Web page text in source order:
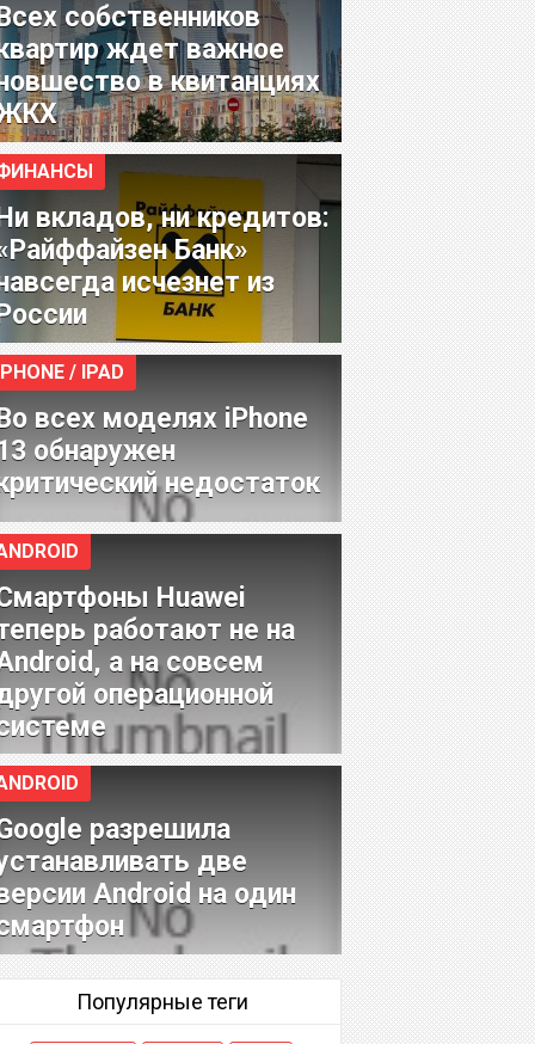
собственников
ждет важное
в квитанциях
вкладов, ни кредитов:
Банк»
исчезнет из
/ IPAD
всех моделях iPhone
обнаружен
недостаток
Huawei
работают не на
а на совсем
операционной
разрешила
две
Android на один
Популярные теги